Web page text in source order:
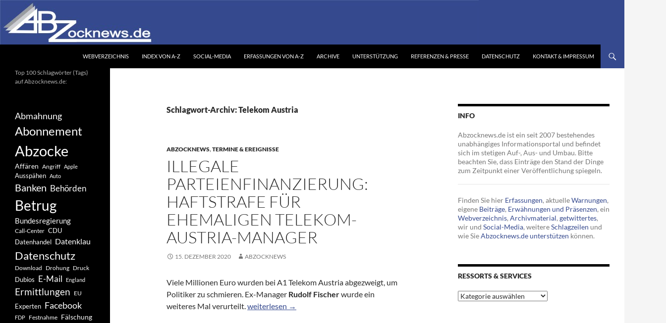
Inhalt
springen
WEBVERZEICHNIS INDEX VON A-Z SOCIAL-MEDIA ERFASSUNGEN VON A-Z ARCHIVE UNTERSTÜTZUNG REFERENZEN & PRESSE DATENSCHUTZ KONTAKT & IMPRESSUM
Schlagwort-Archiv: Telekom Austria
ABZOCKNEWS,TERMINE & EREIGNISSE
ILLEGALE
PARTEIENFINANZIERUNG:
HAFTSTRAFE FÜR
EHEMALIGEN TELEKOM-
AUSTRIA-MANAGER
15. DEZEMBER 2020 ABZOCKNEWS
Viele Millionen Euro wurden bei A1 Telekom Austria abgezweigt, um
Politiker zu schmieren. Ex-Manager Rudolf Fischerwurde ein
weiteres Mal verurteilt.Illegale Parteienfinanzierung: Haftstrafe für ehemaligen Telekom-Austria-Manager
weiterlesen →
INFO
Abzocknews.de ist ein seit 2007 bestehendes
unabhängiges Informationsportal und befindet
sich im stetigen Auf-, Aus- und Umbau. Bitte
beachten Sie, dass Einträge den Stand der Dinge
zum Zeitpunkt einer Veröffentlichung spiegeln.
Finden Sie hier Erfassungen, aktuelleWarnungen,
eigene Beiträge, Erwähnungen und Präsenzen, ein
Webverzeichnis, Archivmaterial, getwittertes,
wir und Social-Media, weitereSchlagzeilen und
wie SieAbzocknews.de unterstützen können.
RESSORTS & SERVICES
Ressorts
&
Ihr unabhängiges
Informationsportal
Top 100 Schlagwörter (Tags)
auf Abzocknews.de:
Abmahnung
Abonnement
Abzocke
Affären Angriff Apple
Ausspähen Auto
Banken Behörden
Betrug
Bundesregierung
Call-Center CDU
Datenhandel Datenklau
Datenschutz
Download Drohung Druck
Dubios E-Mail England
Ermittlungen EU
Experten Facebook
FDP Festnahme Fälschung